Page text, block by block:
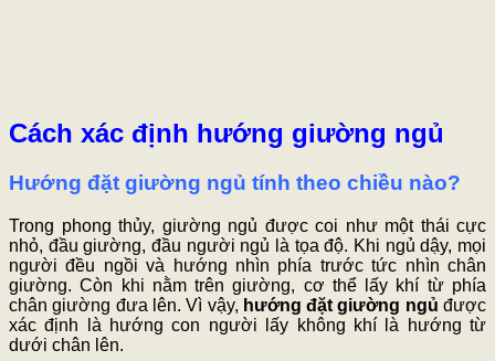
Cách xác định hướng giường ngủ
Hướng đặt giường ngủ tính theo chiều nào?
Trong phong thủy, giường ngủ được coi như một thái cực
nhỏ, đầu giường, đầu người ngủ là tọa độ. Khi ngủ dậy, mọi
người đều ngồi và hướng nhìn phía trước tức nhìn chân
giường. Còn khi nằm trên giường, cơ thể lấy khí từ phía
chân giường đưa lên. Vì vậy, hướng đặt giường ngủđược
xác định là hướng con người lấy không khí là hướng từ
dưới chân lên.